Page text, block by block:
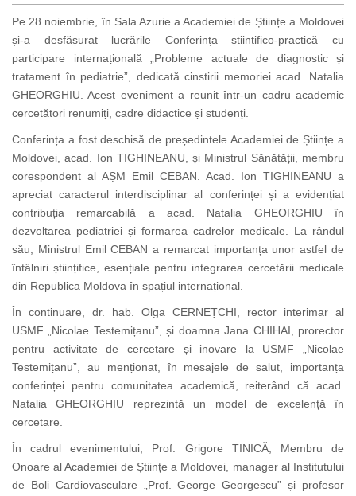
Pe 28 noiembrie, în Sala Azurie a Academiei de Științe a Moldovei
și-a desfășurat lucrările Conferința științifico-practică cu
participare internațională „Probleme actuale de diagnostic și
tratament în pediatrie”, dedicată cinstirii memoriei acad. Natalia
GHEORGHIU. Acest eveniment a reunit într-un cadru academic
cercetători renumiți, cadre didactice și studenți.
Conferința a fost deschisă de președintele Academiei de Științe a
Moldovei, acad. Ion TIGHINEANU, și Ministrul Sănătății, membru
corespondent al AȘM Emil CEBAN. Acad. Ion TIGHINEANU a
apreciat caracterul interdisciplinar al conferinței și a evidențiat
contribuția remarcabilă a acad. Natalia GHEORGHIU în
dezvoltarea pediatriei și formarea cadrelor medicale. La rândul
său, Ministrul Emil CEBAN a remarcat importanța unor astfel de
întâlniri științifice, esențiale pentru integrarea cercetării medicale
din Republica Moldova în spațiul internațional.
În continuare, dr. hab. Olga CERNEȚCHI, rector interimar al
USMF „Nicolae Testemițanu”, și doamna Jana CHIHAI, prorector
pentru activitate de cercetare și inovare la USMF „Nicolae
Testemițanu”, au menționat, în mesajele de salut, importanța
conferinței pentru comunitatea academică, reiterând că acad.
Natalia GHEORGHIU reprezintă un model de excelență în
cercetare.
În cadrul evenimentului, Prof. Grigore TINICĂ, Membru de
Onoare al Academiei de Științe a Moldovei, manager al Institutului
de Boli Cardiovasculare „Prof. George Georgescu” și profesor